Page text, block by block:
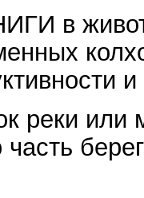
в
реки или